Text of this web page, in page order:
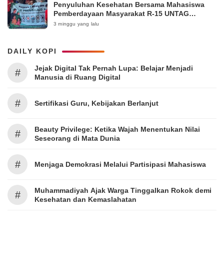
Penyuluhan Kesehatan Bersama Mahasiswa
Pemberdayaan Masyarakat R-15 UNTAG
Surabaya 2026
3 minggu yang lalu
DAILY KOPI
#
Jejak Digital Tak Pernah Lupa: Belajar Menjadi
Manusia di Ruang Digital
# Sertifikasi Guru, Kebijakan Berlanjut
#
Beauty Privilege: Ketika Wajah Menentukan Nilai
Seseorang di Mata Dunia
# Menjaga Demokrasi Melalui Partisipasi Mahasiswa
#
Muhammadiyah Ajak Warga Tinggalkan Rokok demi
Kesehatan dan Kemaslahatan